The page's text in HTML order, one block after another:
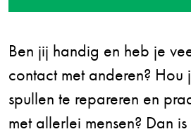
Ben jij handig en heb je
contact met anderen?
spullen te repareren en
met allerlei mensen? Dan